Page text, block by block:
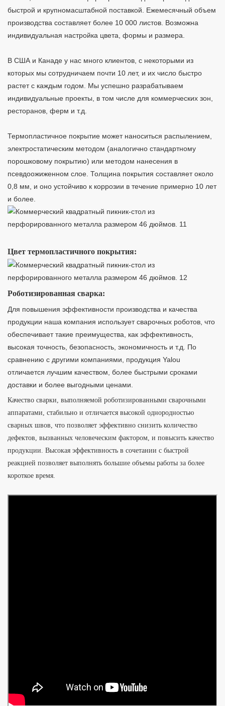
быстрой и крупномасштабной поставкой. Ежемесячный объем
производства составляет более 10 000 листов. Возможна
индивидуальная настройка цвета, формы и размера.
В США и Канаде у нас много клиентов, с некоторыми из
которых мы сотрудничаем почти 10 лет, и их число быстро
растет с каждым годом. Мы успешно разрабатываем
индивидуальные проекты, в том числе для коммерческих зон,
ресторанов, ферм и т.д.
Термопластичное покрытие может наноситься распылением,
электростатическим методом (аналогично стандартному
порошковому покрытию) или методом нанесения в
псевдоожиженном слое. Толщина покрытия составляет около
0,8 мм, и оно устойчиво к коррозии в течение примерно 10 лет
и более.
Цвет термопластичного покрытия:
Роботизированная сварка:
Для повышения эффективности производства и качества
продукции наша компания использует сварочных роботов, что
обеспечивает такие преимущества, как эффективность,
высокая точность, безопасность, экономичность и т.д. По
сравнению с другими компаниями, продукция Yalou
отличается лучшим качеством, более быстрыми сроками
доставки и более выгодными ценами.
Качество сварки, выполняемой роботизированными сварочными
аппаратами, стабильно и отличается высокой однородностью
сварных швов, что позволяет эффективно снизить количество
дефектов, вызванных человеческим фактором, и повысить качество
продукции. Высокая эффективность в сочетании с быстрой
реакцией позволяет выполнять большие объемы работы за более
короткое время.